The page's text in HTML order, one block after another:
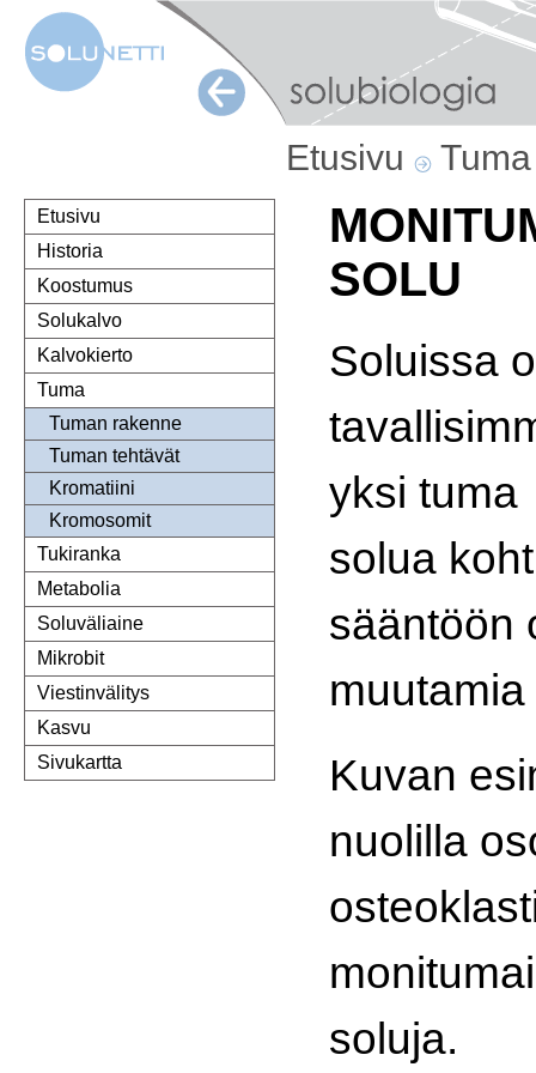
Etusivu
Etusivu
Historia
Koostumus
Solukalvo
Kalvokierto
Tuma
Tuman rakenne
Tuman tehtävät
Kromatiini
Kromosomit
Tukiranka
Metabolia
Soluväliaine
Mikrobit
Viestinvälitys
Kasvu
Sivukartta
SOLU
Soluissa
yksi tuma
solua
sääntöön
Kuvan
nuolilla
soluja.